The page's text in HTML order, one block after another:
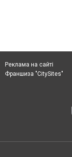
Реклама на сайті
Франшиза "CitySites"